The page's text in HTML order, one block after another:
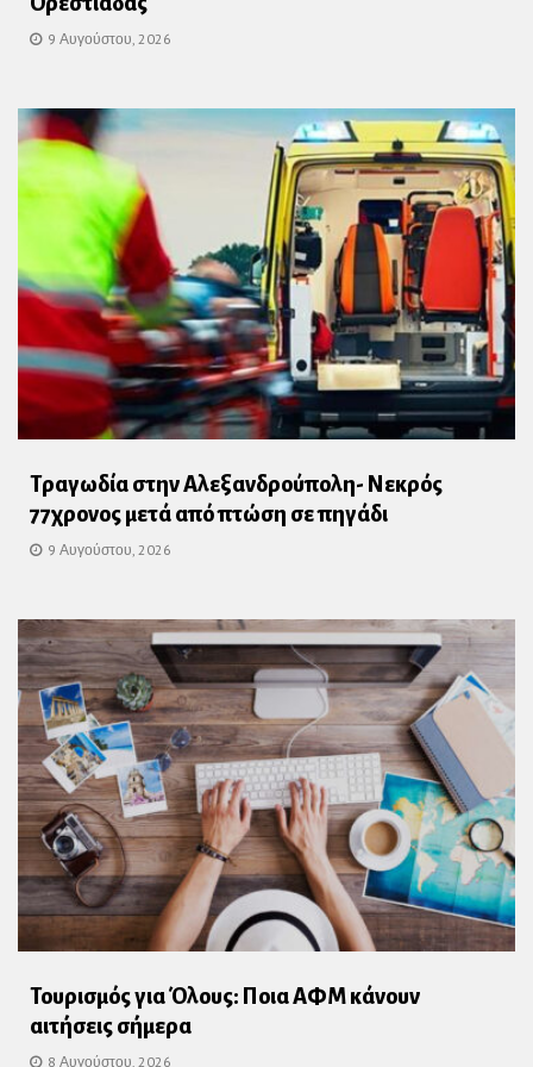
9 Αυγούστου, 2026
Τραγωδία στην Αλεξανδρούπολη- Νεκρός
77χρονος μετά από πτώση σε πηγάδι
9 Αυγούστου, 2026
Τουρισμός για Όλους: Ποια ΑΦΜ κάνουν
αιτήσεις σήμερα
8 Αυγούστου, 2026